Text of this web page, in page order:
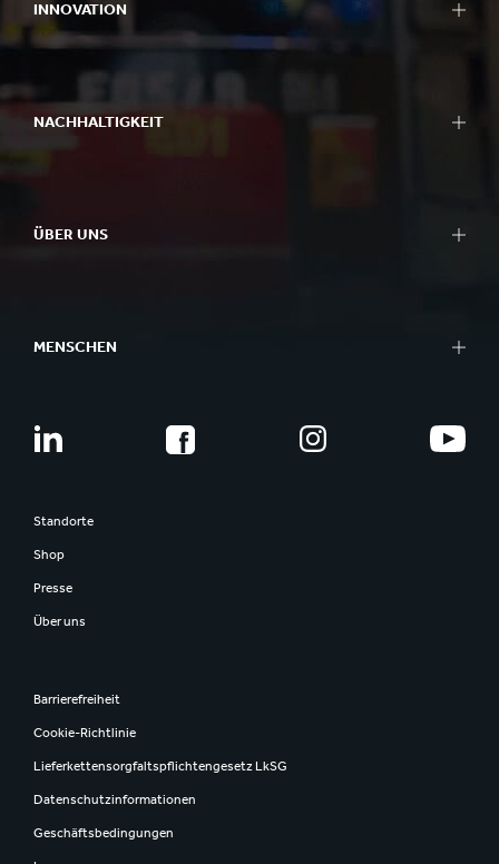
INNOVATION
NACHHALTIGKEIT
ÜBER UNS
MENSCHEN
Standorte
Shop
Presse
Über uns
Barrierefreiheit
Cookie-Richtlinie
Lieferkettensorgfaltspflichtengesetz LkSG
Datenschutzinformationen
Geschäftsbedingungen